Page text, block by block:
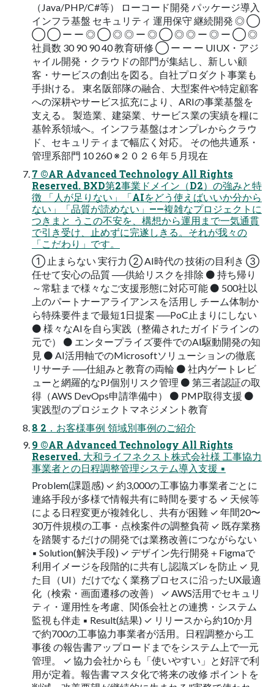
（Java/PHP/C#等） ローコード開発 パッケージ導入
インフラ基盤 セキュリティ 運用保守 継続開発 ◎ ◯
◯ ◯ ー ー ◎ ◯ ◎ ◎ ー ◎ ◯ ◎ ◎ ー ◎ ー ◯ ◎
社員数 30 90 90 40 教育研修 ◯ ー ー ー UIUX・アジ
ャイル開発・クラウドの部門が集結し、新しい顧
客・サービスの創出を図る。自社プロダクト事業も
手掛ける。 東名阪部隊の融合、大型案件や特定顧客
への深耕やサービス拡充により、ARIの事業基盤を
支える。 製造業、建築業、サービス業の実績を糧に
基幹系領域へ。インフラ基盤はオンプレからクラウ
ド、セキュリティまで幅広く対応。 その他共通系・
管理系部門 10 260 ※２０２６年５月現在
7 ©AR Advanced Technology All Rights
Reserved. BXD第2事業ドメイン（D2）の強みと特
徴 「人が足りない」「AIをどう使えばいいか分から
ない」「品質が読めない」——複雑なプロジェクトに
つきまと うこの不安を、構想から運用まで一気通貫
で引き受け、止めずに完遂しきる。それが我々の
「こだわり」です。
① 止まらない 実行力 ② AI時代の 技術の目利き ③
任せて安心の品質 ──供給リスクを排除 ⚫ 持ち帰り
～常駐まで様々なご支援形態に対応可能 ⚫ 500社以
上のパートナーアライアンスを活用し チーム体制か
ら特殊要件まで最短1日提案 ──PoC止まりにしない
⚫ 様々なAIを自ら実践（整備されたガイドラインの
元で） ⚫ エンタープライズ要件でのAI駆動開発の知
見 ⚫ AI活用軸でのMicrosoftソリューションの徹底
リサーチ ──仕組みと教育の両輪 ⚫ 社内ゲートレビ
ューと網羅的なPJ個別リスク管理 ⚫ 第三者認証の取
得（AWS DevOps申請準備中） ⚫ PMP取得支援 ⚫
実践型のプロジェクトマネジメント教育
8 2．お客様事例 領域別事例のご紹介
9 ©AR Advanced Technology All Rights
Reserved. 大和ライフネクスト株式会社様 工事協力
事業者との日程調整管理システム導入支援 ▪
Problem(課題感) ✓ 約3,000の工事協力事業者ごとに
連絡手段が多様で情報共有に時間を要する ✓ 天候等
による日程変更が複雑化し、共有が困難 ✓ 年間20〜
30万件規模の工事・点検案件の調整負荷 ✓ 既存業務
を踏襲するだけの開発では業務改善につながらない
▪ Solution(解決手段) ✓ デザイン先行開発＋Figmaで
利用イメージを段階的に共有し認識ズレを防止 ✓ 見
た目（UI）だけでなく業務プロセスに沿ったUX最適
化（検索・画面遷移の改善） ✓ AWS活用でセキュリ
ティ・運用性を考慮、関係会社との連携・システム
監視も伴走 ▪ Result(結果) ✓ リリースから約10か月
で約700の工事協力事業者が活用。日程調整から工
事後 の報告書アップロードまでをシステム上で一元
管理。 ✓ 協力会社からも「使いやすい」と好評で利
用が定着。報告書マスタ化で将来の改修 ポイントを